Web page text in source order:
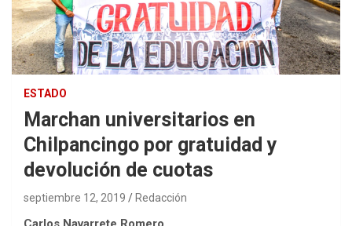
ESTADO
Marchan universitarios en
Chilpancingo por gratuidad y
devolución de cuotas
septiembre 12, 2019 Redacción